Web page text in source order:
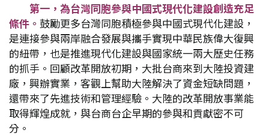
第一，為台灣同胞參與中國式現代化建設創造充足
條件。 鼓勵更多台灣同胞積極參與中國式現代化建設，
是連接參與兩岸融合發展與攜手實現中華民族偉大復興
的紐帶，也是推進現代化建設與國家統一兩大歷史任務
的抓手。回顧改革開放初期，大批台商來到大陸投資建
廠，興辦實業，客觀上幫助大陸解決了資金短缺問題，
還帶來了先進技術和管理經驗。大陸的改革開放事業能
取得輝煌成就，與台商台企早期的參與和貢獻密不可
分。